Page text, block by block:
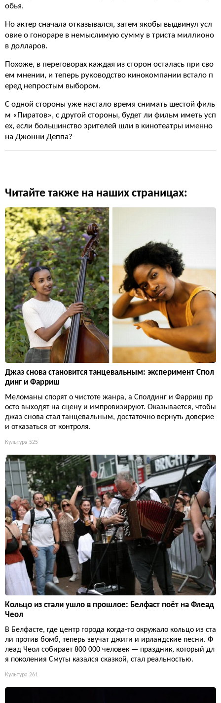
обья.
Но актер сначала отказывался, затем якобы выдвинул усл
овие о гонораре в немыслимую сумму в триста миллионо
в долларов.
Похоже, в переговорах каждая из сторон осталась при сво
ем мнении, и теперь руководство кинокомпании встало п
еред непростым выбором.
С одной стороны уже настало время снимать шестой филь
м «Пиратов», с другой стороны, будет ли фильм иметь усп
ех, если большинство зрителей шли в кинотеатры именно
на Джонни Деппа?
Читайте также на наших страницах:
Джаз снова становится танцевальным: эксперимент Спол
динг и Фарриш
Меломаны спорят о чистоте жанра, а Сполдинг и Фарриш пр
осто выходят на сцену и импровизируют. Оказывается, чтобы
джаз снова стал танцевальным, достаточно вернуть доверие
и отказаться от контроля.
Культура 525
Кольцо из стали ушло в прошлое: Белфаст поёт на Флеад
Чеол
В Белфасте, где центр города когда-то окружало кольцо из ста
ли против бомб, теперь звучат джиги и ирландские песни. Ф
леад Чеол собирает 800 000 человек — праздник, который дл
я поколения Смуты казался сказкой, стал реальностью.
Культура 261